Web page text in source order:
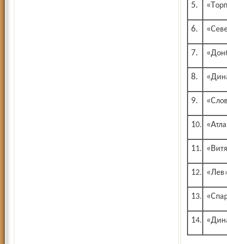
5.
6.
7.
8.
9.
10.
11.
12.
13.
14.